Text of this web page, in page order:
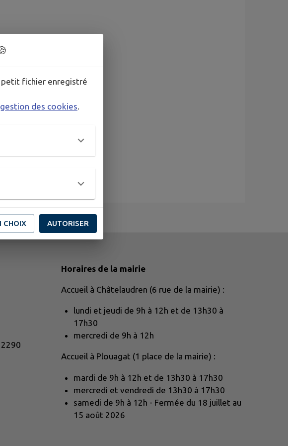
Horaires de la mairie
Accueil à Châtelaudren (6 rue de la mairie) :
lundi et jeudi de 9h à 12h et de 13h30 à
17h30
mercredi de 9h à 12h
Accueil à Plouagat (1 place de la mairie) :
mardi de 9h à 12h et de 13h30 à 17h30
mercredi et vendredi de 13h30 à 17h30
samedi de 9h à 12h - Fermée du 18 juillet au
15 août 2026
petit fichier enregistré
des cookies.
CHOIX AUTORISER